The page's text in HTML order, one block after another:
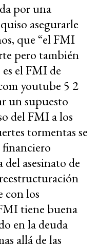
por una
asegurarle
que “el FMI
pero también
el FMI de
youtube 5 2
un supuesto
del FMI a los
tormentas se
asesinato de
con los
tiene buena
en la deuda
allá de las